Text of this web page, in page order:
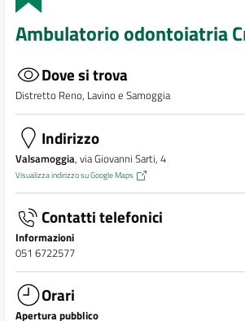
Ambulatorio odontoiatria
Dove si trova
Distretto Reno, Lavino e Samoggia
Indirizzo
Valsamoggia, via Giovanni Sarti, 4
Visualizza indirizzo su Google Maps
Contatti telefonici
Informazioni
051 6722577
Orari
Apertura pubblico